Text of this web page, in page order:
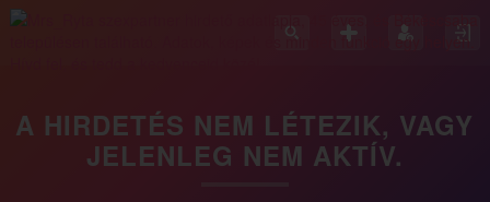
A HIRDETÉS NEM LÉTEZIK, VAGY
JELENLEG NEM AKTÍV.